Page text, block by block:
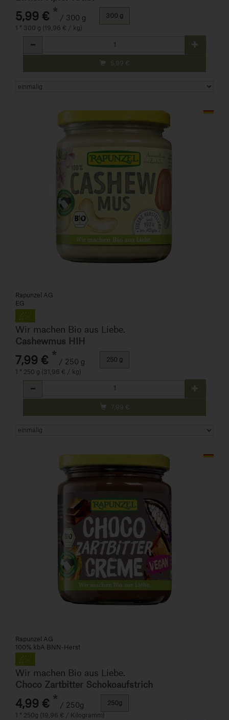
5,99 € * / 300 g
1 * 300 g (19,96 € / kg)
300 g
Anzahl
5,99 €
Rapunzel AG
EG
Wir machen Bio aus Liebe.
Cashewmus HIH
7,99 € * / 250 g
1 * 250 g (31,96 € / kg)
250 g
Anzahl
7,99 €
Rapunzel AG
100% kbA BNN-Herst
Wir machen Bio aus Liebe.
Choco Zartbitter Schokoaufstrich
4,99 € * / 250g
1 * 250g (19,96 € / Kilogramm)
250g